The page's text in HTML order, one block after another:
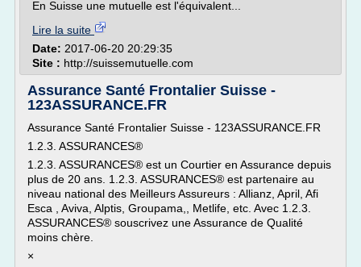
En Suisse une mutuelle est l'équivalent...
Lire la suite
Date: 2017-06-20 20:29:35
Site : http://suissemutuelle.com
Assurance Santé Frontalier Suisse -
123ASSURANCE.FR
Assurance Santé Frontalier Suisse - 123ASSURANCE.FR
1.2.3. ASSURANCES®
1.2.3. ASSURANCES® est un Courtier en Assurance depuis
plus de 20 ans. 1.2.3. ASSURANCES® est partenaire au
niveau national des Meilleurs Assureurs : Allianz, April, Afi
Esca , Aviva, Alptis, Groupama,, Metlife, etc. Avec 1.2.3.
ASSURANCES® souscrivez une Assurance de Qualité
moins chère.
×